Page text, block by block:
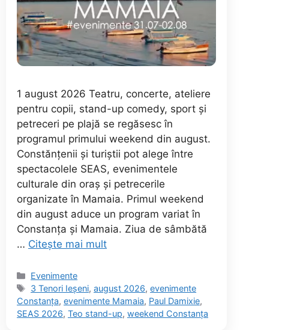
1 august 2026 Teatru, concerte, ateliere
pentru copii, stand-up comedy, sport și
petreceri pe plajă se regăsesc în
programul primului weekend din august.
Constănțenii și turiștii pot alege între
spectacolele SEAS, evenimentele
culturale din oraș și petrecerile
organizate în Mamaia. Primul weekend
din august aduce un program variat în
Constanța și Mamaia. Ziua de sâmbătă
… Citește mai mult
Categorii
Evenimente
Etichete
3 Tenori Ieșeni,august 2026,evenimente
Constanța, evenimente Mamaia, Paul Damixie,
SEAS 2026, Teo stand-up, weekend Constanța